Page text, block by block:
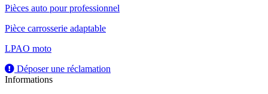
Pièces auto pour professionnel
Pièce carrosserie adaptable
LPAO moto
Déposer une réclamation
Informations